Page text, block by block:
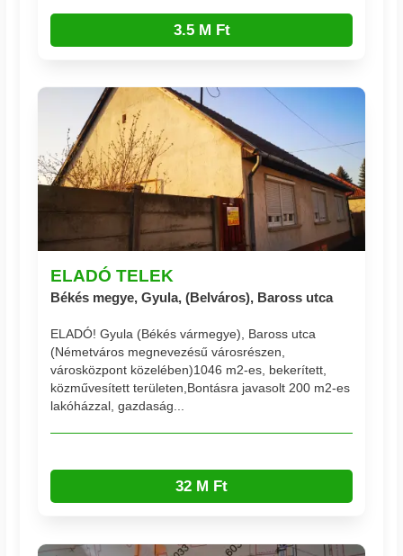
3.5 M Ft
ELADÓ TELEK
Békés megye, Gyula, (Belváros), Baross utca
ELADÓ! Gyula (Békés vármegye), Baross utca
(Németváros megnevezésű városrészen,
városközpont közelében)1046 m2-es, bekerített,
közművesített területen,Bontásra javasolt 200 m2-es
lakóházzal, gazdaság...
32 M Ft